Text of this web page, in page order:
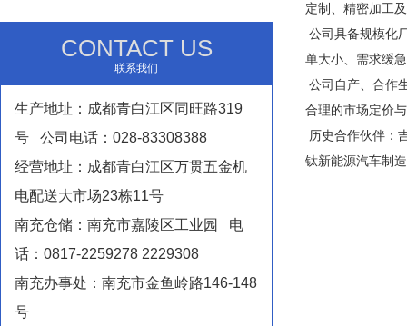
CONTACT US
联系我们
生产地址：成都青白江区同旺路319
号 公司电话：028-83308388
经营地址：成都青白江区万贯五金机
电配送大市场23栋11号
南充仓储：南充市嘉陵区工业园 电
话：0817-2259278 2229308
南充办事处：南充市金鱼岭路146-148
号
定制、精密加工
公司具备规模化
单大小、需求缓
公司自产、合作
合理的市场定价
历史合作伙伴：
钛新能源汽车制